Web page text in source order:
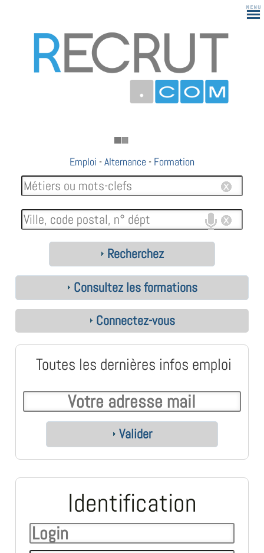
Emploi -Alternance - Formation
Recherchez
Consultez les formations
Connectez-vous
Toutes les dernières infos emploi
Valider
Identification